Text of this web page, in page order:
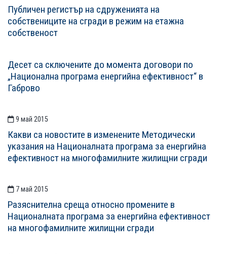
Публичен регистър на сдруженията на
собствениците на сгради в режим на етажна
собственост
Десет са сключените до момента договори по
„Национална програма енергийна ефективност“ в
Габрово
9 май 2015
Какви са новостите в изменените Методически
указания на Националната програма за енергийна
ефективност на многофамилните жилищни сгради
7 май 2015
Разяснителна среща относно промените в
Националната програма за енергийна ефективност
на многофамилните жилищни сгради